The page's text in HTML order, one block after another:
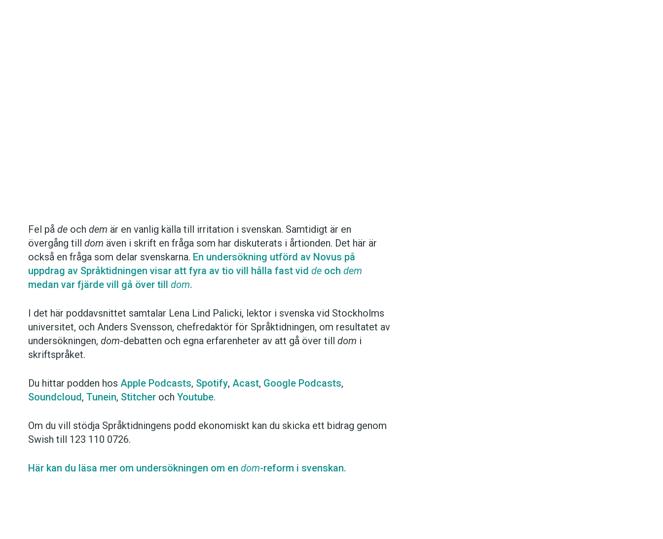
Hantera cookie-inställningar
Fel på de och dem är en vanlig källa till irritation i svenskan. Samtidigt är en
övergång till dom även i skrift en fråga som har diskuterats i årtionden. Det här är
också en fråga som delar svenskarna. En undersökning utförd av Novus på
uppdrag av Språktidningen visar att fyra av tio vill hålla fast vid de och dem
medan var fjärde vill gå över till dom.
I det här poddavsnittet samtalar Lena Lind Palicki, lektor i svenska vid Stockholms
universitet, och Anders Svensson, chefredaktör för Språktidningen, om resultatet av
undersökningen, dom-debatten och egna erfarenheter av att gå över till dom i
skriftspråket.
Du hittar podden hos Apple Podcasts, Spotify, Acast, Google Podcasts,
Soundcloud, Tunein, Stitcher och Youtube.
Om du vill stödja Språktidningens podd ekonomiskt kan du skicka ett bidrag genom
Swish till 123 110 0726.
Här kan du läsa mer om undersökningen om en dom-reform i svenskan.